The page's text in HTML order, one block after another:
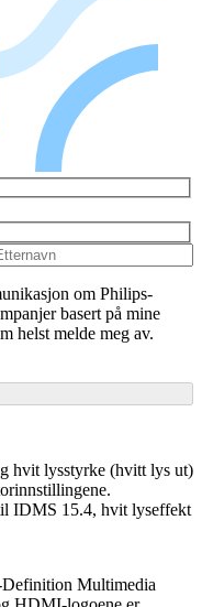
om Philips-
basert på mine
helst melde meg av.
hvit lysstyrke (hvitt lys ut)
IDMS 15.4, hvit lyseffekt
Multimedia